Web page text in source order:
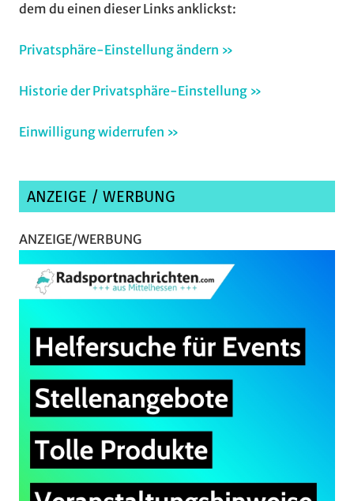
dem du einen dieser Links anklickst:
Privatsphäre-Einstellung ändern »
Historie der Privatsphäre-Einstellung »
Einwilligung widerrufen »
ANZEIGE / WERBUNG
ANZEIGE/WERBUNG